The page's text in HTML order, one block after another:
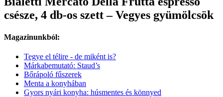
csésze, 4 db-os szett – Vegyes gyümölcsök
Magazinunkból:
Tegye el télire - de miként is?
Márkabemutató: Staud’s
Bőrápoló fűszerek
Menta a konyhában
Gyors nyári konyha: húsmentes és könnyed